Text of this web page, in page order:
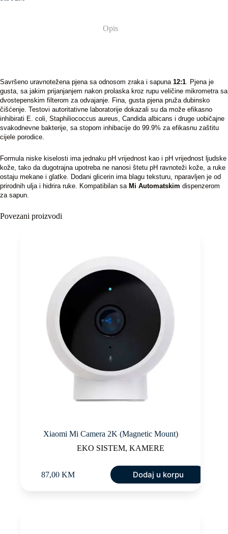
Opis
Savršeno uravnotežena pjena sa odnosom zraka i sapuna 12:1 . Pjena je
gusta, sa jakim prijanjanjem nakon prolaska kroz rupu veličine mikrometra sa
dvostepenskim filterom za odvajanje. Fina, gusta pjena pruža dubinsko
čišćenje. Testovi autoritativne laboratorije dokazali su da može efikasno
inhibirati E. coli, Staphiliococcus aureus, Candida albicans i druge uobičajne
svakodnevne bakterije, sa stopom inhibacije do 99.9% za efikasnu zaštitu
cijele porodice.
Formula niske kiselosti ima jednaku pH vrijednost kao i pH vrijednost ljudske
kože, tako da dugotrajna upotreba ne nanosi štetu pH ravnoteži kože, a ruke
ostaju mekane i glatke. Dodani glicerin ima blagu teksturu, nparavljen je od
prirodnih ulja i hidrira ruke. Kompatibilan sa Mi Automatskim dispenzerom
za sapun.
Povezani proizvodi
Xiaomi Mi Camera 2K (Magnetic Mount)
EKO SISTEM,KAMERE
87,00 KM Dodaj u korpu